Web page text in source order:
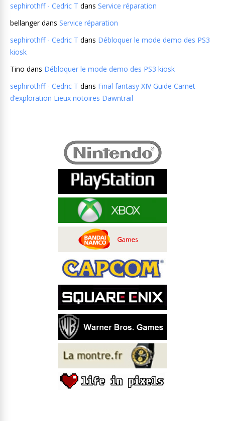
sephirothff - Cedric T dans Service réparation
bellangerdans Service réparation
sephirothff - Cedric T dans Débloquer le mode demo des PS3
kiosk
Tino dans Débloquer le mode demo des PS3 kiosk
sephirothff - Cedric T dans Final fantasy XIV Guide Carnet
d’exploration Lieux notoires Dawntrail